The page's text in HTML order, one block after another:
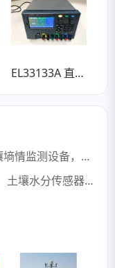
EL33133A 直流电子负载
清易电子生产气象站，传感器，土壤墒情监测设备，水文监测设备，地灾监测设备
土壤水分传感器体积含水率监测